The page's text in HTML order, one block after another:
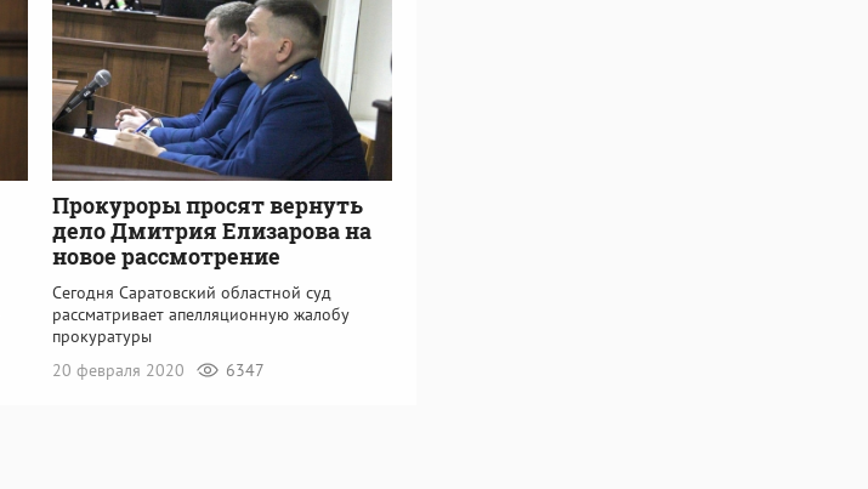
Прокуроры просят вернуть
дело Дмитрия Елизарова на
новое рассмотрение
Сегодня Саратовский областной суд
рассматривает апелляционную жалобу
прокуратуры
20 февраля 2020
6347